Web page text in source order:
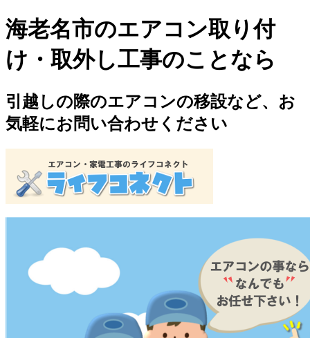
海老名市のエアコン取り付
け・取外し工事のことなら
引越しの際のエアコンの移設など、お
気軽にお問い合わせください